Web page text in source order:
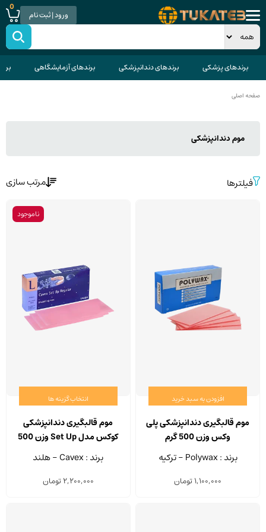
ورود | ثبت نام
0
برندهای پزشکی برندهای دندانپزشکی برندهای آزمایشگاهی
صفحه اصلی
موم دندانپزشکی
فیلترها مرتب سازی
افزودن به سبد خرید
موم قالبگیری دندانپزشکی پلی
وکس وزن 500 گرم
برند : Polywax - ترکیه
1,100,000تومان
ناموجود
انتخاب گزینه ها
این
دارای
موم قالبگیری دندانپزشکی
کوکس مدل Set Up وزن 500
گرم
برند : Cavex - هلند
2,200,000تومان